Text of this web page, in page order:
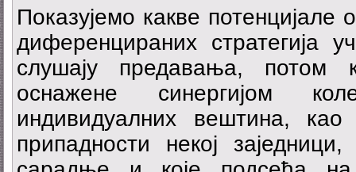
Показујемо какве потенцијале
диференцираних стратегија
слушају предавања, потом
оснажене синергијом
индивидуалних вештина,
припадности некој